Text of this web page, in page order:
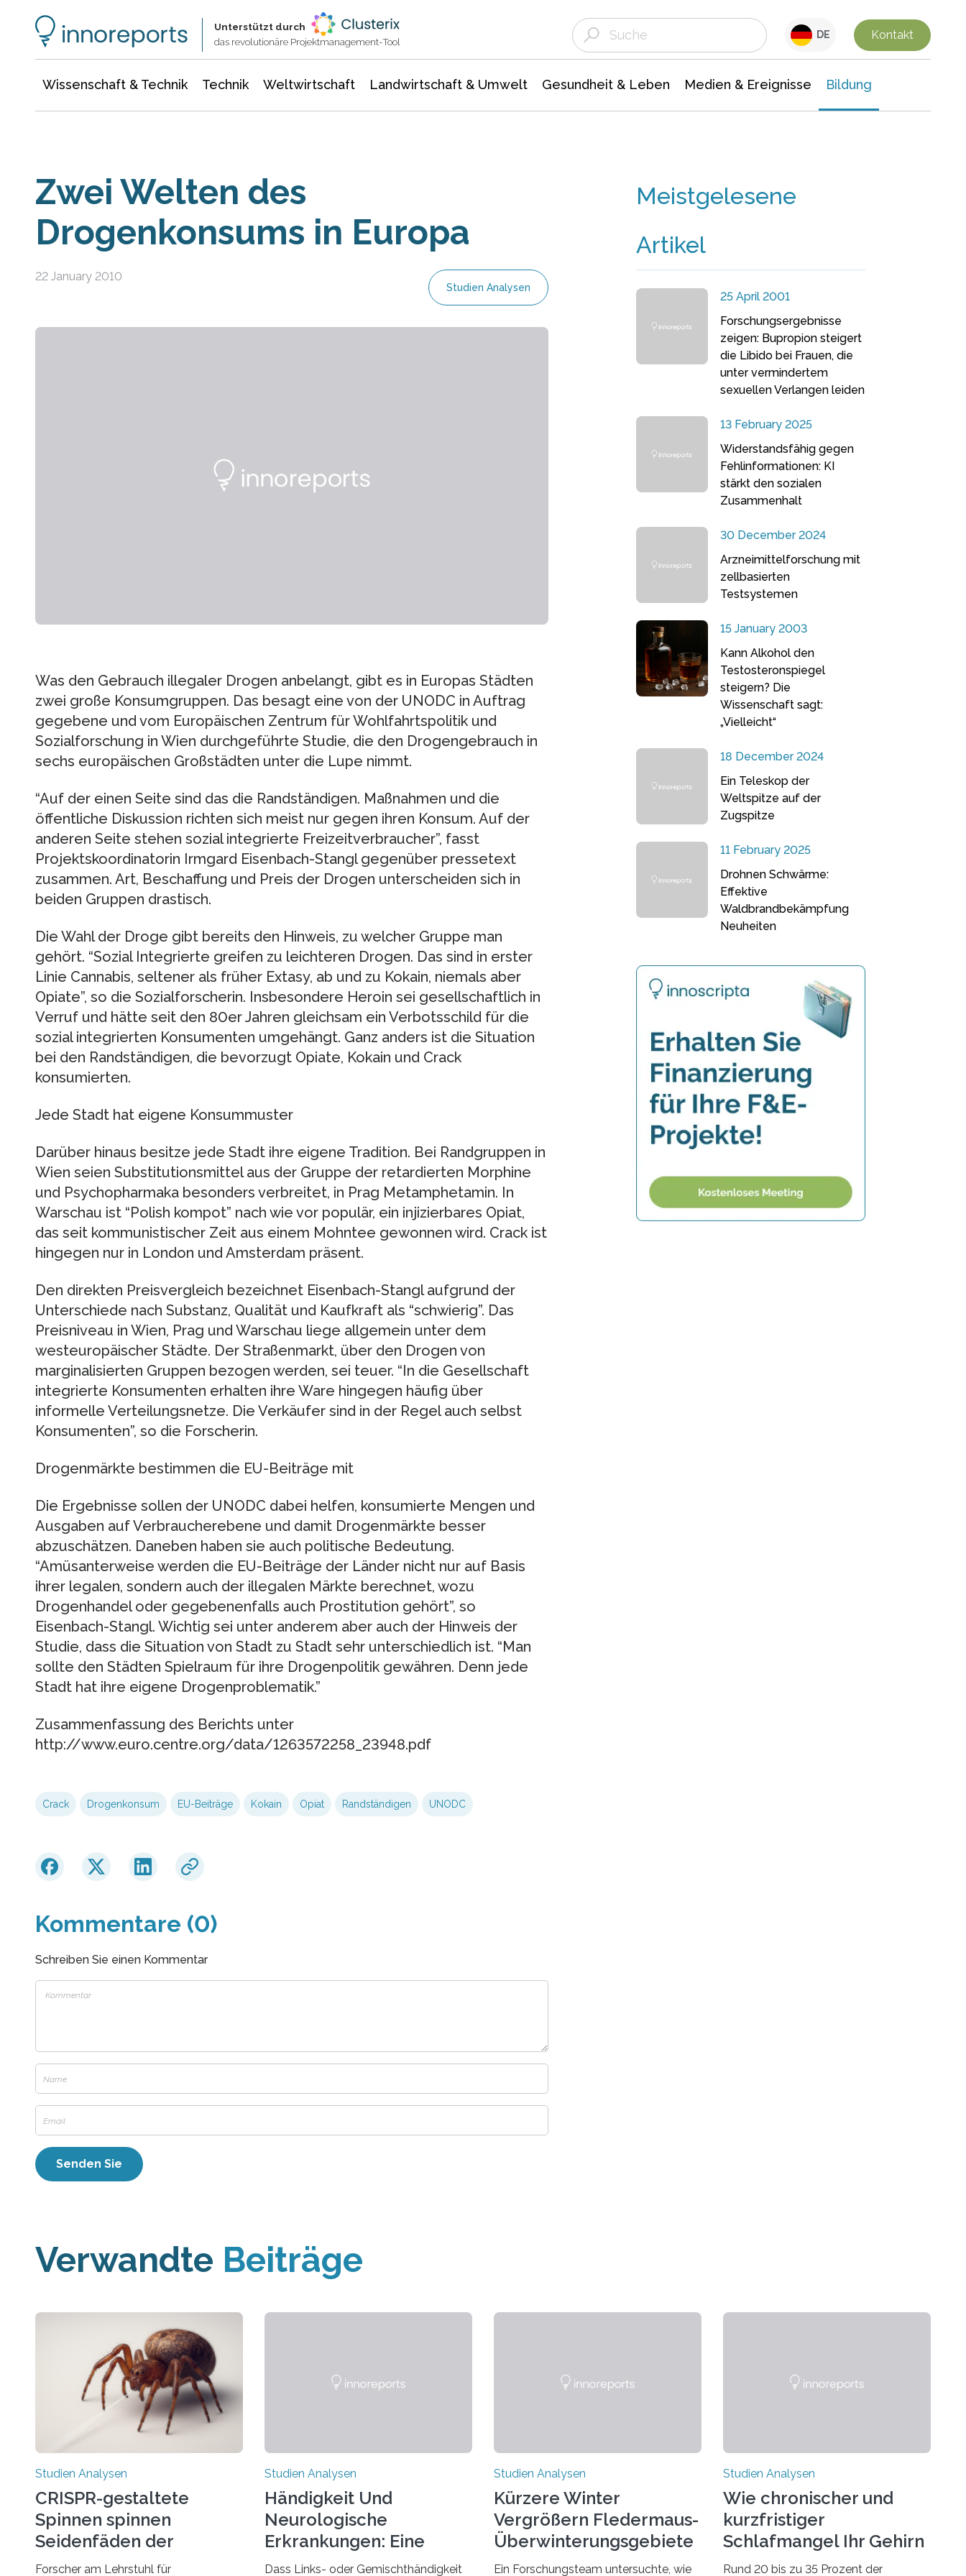
Unterstützt durch
das revolutionäre Projektmanagement-Tool
DE Kontakt
Wissenschaft & Technik Technik Weltwirtschaft Landwirtschaft & Umwelt Gesundheit & Leben Medien & Ereignisse Bildung
Zwei Welten des
Drogenkonsums in Europa
22 January 2010
Studien Analysen
Was den Gebrauch illegaler Drogen anbelangt, gibt es in Europas Städten
zwei große Konsumgruppen. Das besagt eine von der UNODC in Auftrag
gegebene und vom Europäischen Zentrum für Wohlfahrtspolitik und
Sozialforschung in Wien durchgeführte Studie, die den Drogengebrauch in
sechs europäischen Großstädten unter die Lupe nimmt.
“Auf der einen Seite sind das die Randständigen. Maßnahmen und die
öffentliche Diskussion richten sich meist nur gegen ihren Konsum. Auf der
anderen Seite stehen sozial integrierte Freizeitverbraucher”, fasst
Projektskoordinatorin Irmgard Eisenbach-Stangl gegenüber pressetext
zusammen. Art, Beschaffung und Preis der Drogen unterscheiden sich in
beiden Gruppen drastisch.
Die Wahl der Droge gibt bereits den Hinweis, zu welcher Gruppe man
gehört. “Sozial Integrierte greifen zu leichteren Drogen. Das sind in erster
Linie Cannabis, seltener als früher Extasy, ab und zu Kokain, niemals aber
Opiate”, so die Sozialforscherin. Insbesondere Heroin sei gesellschaftlich in
Verruf und hätte seit den 80er Jahren gleichsam ein Verbotsschild für die
sozial integrierten Konsumenten umgehängt. Ganz anders ist die Situation
bei den Randständigen, die bevorzugt Opiate, Kokain und Crack
konsumierten.
Jede Stadt hat eigene Konsummuster
Darüber hinaus besitze jede Stadt ihre eigene Tradition. Bei Randgruppen in
Wien seien Substitutionsmittel aus der Gruppe der retardierten Morphine
und Psychopharmaka besonders verbreitet, in Prag Metamphetamin. In
Warschau ist “Polish kompot” nach wie vor populär, ein injizierbares Opiat,
das seit kommunistischer Zeit aus einem Mohntee gewonnen wird. Crack ist
hingegen nur in London und Amsterdam präsent.
Den direkten Preisvergleich bezeichnet Eisenbach-Stangl aufgrund der
Unterschiede nach Substanz, Qualität und Kaufkraft als “schwierig”. Das
Preisniveau in Wien, Prag und Warschau liege allgemein unter dem
westeuropäischer Städte. Der Straßenmarkt, über den Drogen von
marginalisierten Gruppen bezogen werden, sei teuer. “In die Gesellschaft
integrierte Konsumenten erhalten ihre Ware hingegen häufig über
informelle Verteilungsnetze. Die Verkäufer sind in der Regel auch selbst
Konsumenten”, so die Forscherin.
Drogenmärkte bestimmen die EU-Beiträge mit
Die Ergebnisse sollen der UNODC dabei helfen, konsumierte Mengen und
Ausgaben auf Verbraucherebene und damit Drogenmärkte besser
abzuschätzen. Daneben haben sie auch politische Bedeutung.
“Amüsanterweise werden die EU-Beiträge der Länder nicht nur auf Basis
ihrer legalen, sondern auch der illegalen Märkte berechnet, wozu
Drogenhandel oder gegebenenfalls auch Prostitution gehört”, so
Eisenbach-Stangl. Wichtig sei unter anderem aber auch der Hinweis der
Studie, dass die Situation von Stadt zu Stadt sehr unterschiedlich ist. “Man
sollte den Städten Spielraum für ihre Drogenpolitik gewähren. Denn jede
Stadt hat ihre eigene Drogenproblematik.”
Zusammenfassung des Berichts unter
http://www.euro.centre.org/data/1263572258_23948.pdf
Crack Drogenkonsum EU-Beiträge Kokain Opiat Randständigen UNODC
Kommentare (0)
Schreiben Sie einen Kommentar
Meistgelesene
Artikel
25 April 2001
Forschungsergebnisse
zeigen: Bupropion steigert
die Libido bei Frauen, die
unter vermindertem
sexuellen Verlangen leiden
13 February 2025
Widerstandsfähig gegen
Fehlinformationen: KI
stärkt den sozialen
Zusammenhalt
30 December 2024
Arzneimittelforschung mit
zellbasierten
Testsystemen
15 January 2003
Kann Alkohol den
Testosteronspiegel
steigern? Die
Wissenschaft sagt:
„Vielleicht“
18 December 2024
Ein Teleskop der
Weltspitze auf der
Zugspitze
11 February 2025
Drohnen Schwärme:
Effektive
Waldbrandbekämpfung
Neuheiten
Verwandte Beiträge
Studien Analysen
CRISPR-gestaltete
Spinnen spinnen
Seidenfäden der
nächsten Generation
Forscher am Lehrstuhl für
Studien Analysen
Händigkeit Und
Neurologische
Erkrankungen: Eine
Verbindung Entdecken
Dass Links- oder Gemischthändigkeit
Studien Analysen
Kürzere Winter
Vergrößern Fledermaus-
Überwinterungsgebiete
in Europa
Ein Forschungsteam untersuchte, wie
Studien Analysen
Wie chronischer und
kurzfristiger
Schlafmangel Ihr Gehirn
verändert
Rund 20 bis zu 35 Prozent der